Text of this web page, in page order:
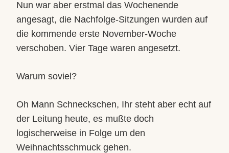
Nun war aber erstmal das Wochenende
angesagt, die Nachfolge-Sitzungen wurden auf
die kommende erste November-Woche
verschoben. Vier Tage waren angesetzt.
Warum soviel?
Oh Mann Schneckschen, Ihr steht aber echt auf
der Leitung heute, es mußte doch
logischerweise in Folge um den
Weihnachtsschmuck gehen.